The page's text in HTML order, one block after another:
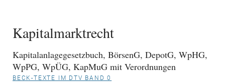
Kapitalmarktrecht
Kapitalanlagegesetzbuch, BörsenG, DepotG, WpHG,
WpPG, WpÜG, KapMuG mit Verordnungen
BECK-TEXTE IM DTV BAND 0